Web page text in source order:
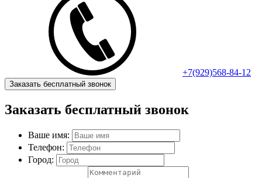
+7(929)568-84-12
Заказать бесплатный звонок
Заказать бесплатный звонок
Ваше имя:
Телефон:
Город: